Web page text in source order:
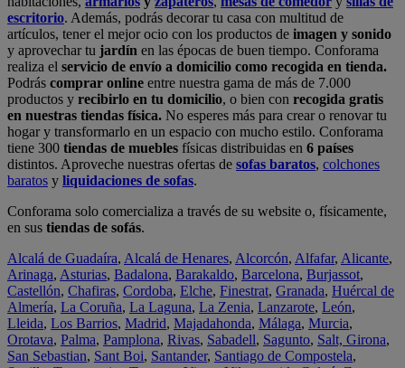
escritorio. Además, podrás decorar tu casa con multitud de
artículos, tener el mejor ocio con los productos de imagen y sonido
y aprovechar tu jardín en las épocas de buen tiempo. Conforama
realiza el servicio de envío a domicilio como recogida en tienda.
Podrás comprar online entre nuestra gama de más de 7.000
productos y recibirlo en tu domicilio, o bien con recogida gratis
en nuestras tiendas física. No esperes más para crear o renovar tu
hogar y transformarlo en un espacio con mucho estilo. Conforama
tiene 300 tiendas de muebles físicas distribuidas en 6 países
distintos. Aproveche nuestras ofertas de sofas baratos, colchones
baratos y liquidaciones de sofas.
Conforama solo comercializa a través de su website o, físicamente,
en sus tiendas de sofás.
Alcalá de Guadaíra, Alcalá de Henares, Alcorcón, Alfafar, Alicante,
Arinaga, Asturias, Badalona, Barakaldo, Barcelona, Burjassot,
Castellón, Chafiras, Cordoba, Elche, Finestrat, Granada, Huércal de
Almería, La Coruña, La Laguna, La Zenia, Lanzarote, León,
Lleida, Los Barrios, Madrid, Majadahonda, Málaga, Murcia,
Orotava, Palma, Pamplona, Rivas, Sabadell, Sagunto, Salt, Girona,
San Sebastian, Sant Boi, Santander, Santiago de Compostela,